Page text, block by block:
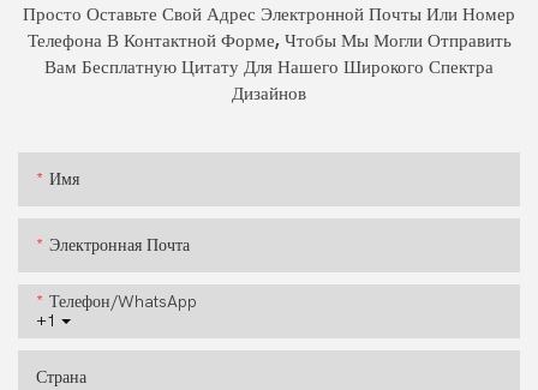
Просто Оставьте Свой Адрес Электронной Почты Или Номер
Телефона В Контактной Форме, Чтобы Мы Могли Отправить
Вам Бесплатную Цитату Для Нашего Широкого Спектра
Дизайнов
Имя
Электронная Почта
+1
Телефон/WhatsApp
Страна